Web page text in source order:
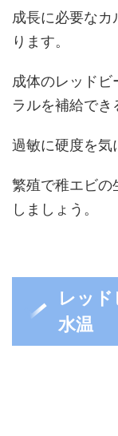
成長に必要な
ります。
成体のレッド
ラルを補給でき
過敏に硬度を気
繁殖で稚エビの
しましょう。
レッ
水温